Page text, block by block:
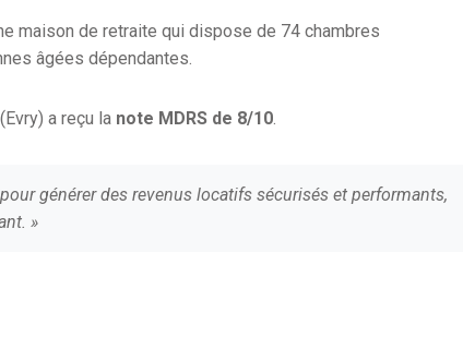
maison de retraite qui dispose de 74 chambres
âgées dépendantes.
a reçu la note MDRS de 8/10.
générer des revenus locatifs sécurisés et performants,
»